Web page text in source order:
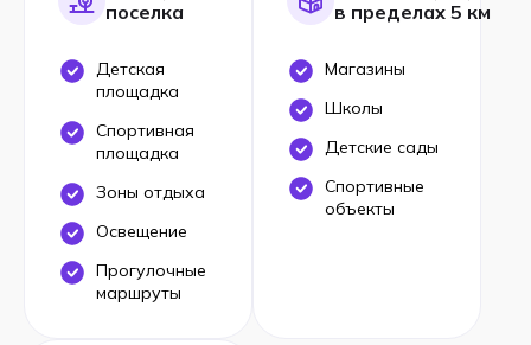
поселка
Детская
площадка
Спортивная
площадка
Зоны отдыха
Освещение
Прогулочные
маршруты
в пределах 5 км
Магазины
Школы
Детские сады
Спортивные
объекты